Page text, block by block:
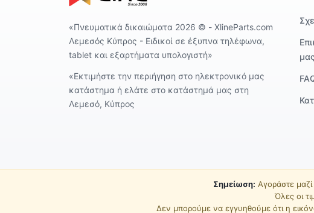
«Πνευματικά δικαιώματα 2026 ©️ - XlineParts.com
Λεμεσός Κύπρος - Ειδικοί σε έξυπνα τηλέφωνα,
tablet και εξαρτήματα υπολογιστή»
«Εκτιμήστε την περιήγηση στο ηλεκτρονικό μας
κατάστημα ή ελάτε στο κατάστημά μας στη
Λεμεσό, Κύπρος
μας
Σημείωση: Αγοράστε
Όλες οι
Δεν μπορούμε να εγγυηθούμε ότι η